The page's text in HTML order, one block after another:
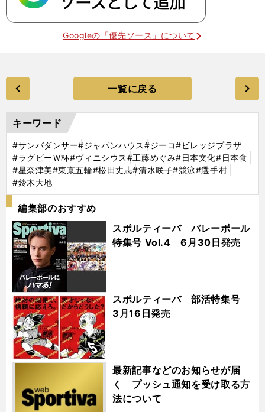
Googleの「優先ソース」について
一覧に戻る
キーワード
#サンバダンサー#ジャパンハウス#ジーコ#ビレッジプラザ
#ラグビーＷ杯#ヴィニシウス#工藤めぐみ#日本文化#日本食
#星奈津美#東京五輪#松田丈志#清水咲子#競泳#選手村
#鈴木大地
編集部のおすすめ
スポルティーバ バレーボール
特集号 Vol.4 6月30日発売
スポルティーバ 部活特集号
3月16日発売
最新記事などのお知らせが届
く プッシュ通知を受け取る方
法について